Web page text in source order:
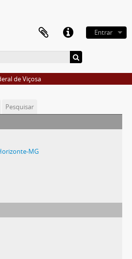
Entrar
de Viçosa
Pesquisar
MG